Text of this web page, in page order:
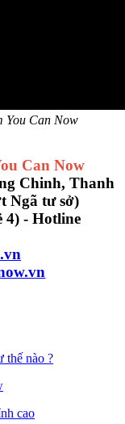
You Can Now
Can Now
Chinh, Thanh
Ngã tư sở)
4) - Hotline
thế nào ?
cao